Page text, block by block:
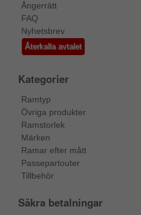
Ångerrätt
FAQ
Nyhetsbrev
Återkalla avtalet
Kategorier
Ramtyp
Övriga produkter
Ramstorlek
Märken
Ramar efter mått
Passepartouter
Tillbehör
Säkra betalningar